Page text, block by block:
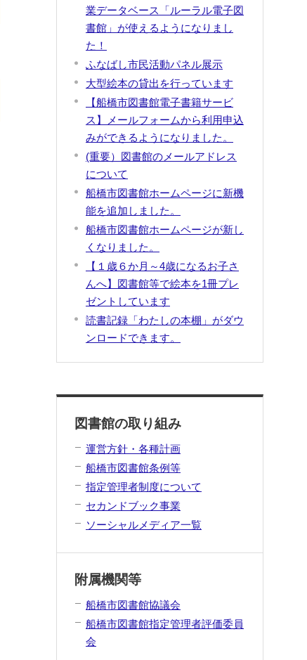
業データベース「ルーラル電子図
書館」が使えるようになりまし
た！
ふなばし市民活動パネル展示
大型絵本の貸出を行っています
【船橋市図書館電子書籍サービ
ス】メールフォームから利用申込
みができるようになりました。
(重要）図書館のメールアドレス
について
船橋市図書館ホームページに新機
能を追加しました。
船橋市図書館ホームページが新し
くなりました。
【１歳６か月～4歳になるお子さ
んへ】図書館等で絵本を1冊プレ
ゼントしています
読書記録「わたしの本棚」がダウ
ンロードできます。
図書館の取り組み
運営方針・各種計画
船橋市図書館条例等
指定管理者制度について
セカンドブック事業
ソーシャルメディア一覧
附属機関等
船橋市図書館協議会
船橋市図書館指定管理者評価委員
会